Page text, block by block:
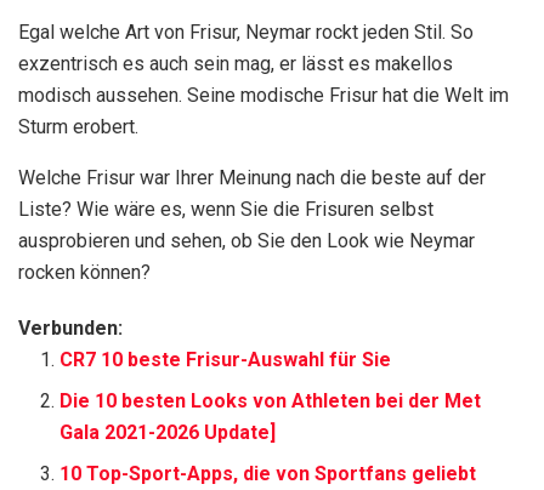
Egal welche Art von Frisur, Neymar rockt jeden Stil. So
exzentrisch es auch sein mag, er lässt es makellos
modisch aussehen. Seine modische Frisur hat die Welt im
Sturm erobert.
Welche Frisur war Ihrer Meinung nach die beste auf der
Liste? Wie wäre es, wenn Sie die Frisuren selbst
ausprobieren und sehen, ob Sie den Look wie Neymar
rocken können?
Verbunden:
CR7 10 beste Frisur-Auswahl für Sie
Die 10 besten Looks von Athleten bei der Met
Gala 2021-2026 Update]
10 Top-Sport-Apps, die von Sportfans geliebt